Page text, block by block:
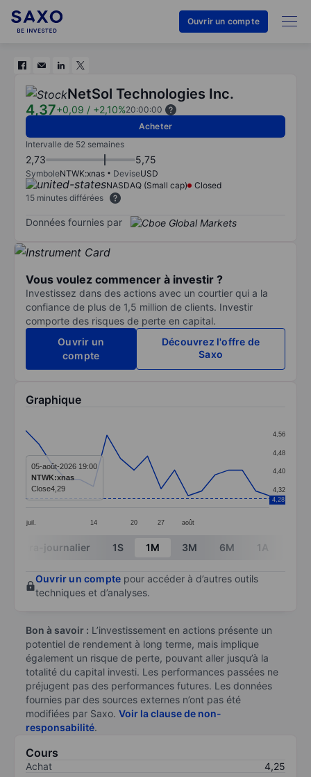
Ouvrir un compte
NetSol Technologies Inc.
4,37+0,09 / +2,10%20:00:00
Acheter
Intervalle de 52 semaines
2,73 5,75
SymboleNTWK:xnas DeviseUSD
NASDAQ (Small cap)
Closed
15 minutes différées
Données fournies par
Vous voulez commencer à investir ?
Investissez dans des actions avec un courtier qui a la
confiance de plus de 1,5 million de clients. Investir
comporte des risques de perte en capital.
Ouvrir un
compte
Découvrez l'offre de
Saxo
Graphique
Line chart with 19 data points.
The chart has 1 X axis displaying categories.
The chart has 1 Y axis displaying values. Data
juil. 14 20 27 août
4,32
4,40
4,48
4,56
4,28
05-août-2026 19:00
NTWK:xnas
Close4,29
End of interactive chart.
Intra-journalier 1S 1M 3M 6M 1A
Ouvrir un compte pour accéder à d’autres outils
techniques et d’analyses.
Bon à savoir : L’investissement en actions présente un
potentiel de rendement à long terme, mais implique
également un risque de perte, pouvant aller jusqu’à la
totalité du capital investi. Les performances passées ne
préjugent pas des performances futures. Les données
fournies par des sources externes n’ont pas été
modifiées par Saxo. Voir la clause de non-
responsabilité.
Cours
Achat
4,25